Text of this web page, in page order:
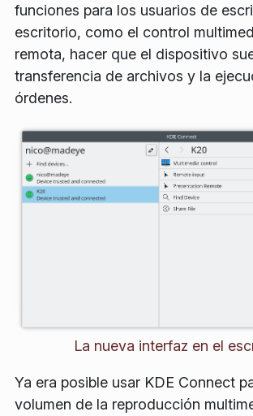
funciones para los usuarios de
escritorio, como el control
remota, hacer que el dispositivo
transferencia de archivos y la
órdenes.
La nueva interfaz en el
Ya era posible usar KDE Connect
volumen de la reproducción